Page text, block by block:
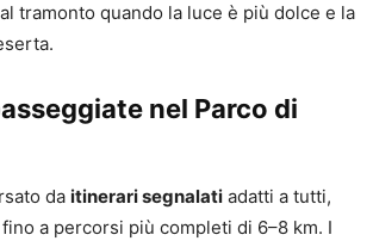
tramonto quando la luce è più dolce e la
nel Parco di
da itinerari segnalati adatti a tutti,
a percorsi più completi di 6–8 km. I